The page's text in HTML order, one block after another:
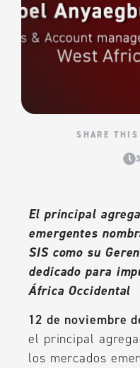
El principal
emergentes
SIS como su
dedicado para
África Occidental
12 de noviembre
el principal
los mercados